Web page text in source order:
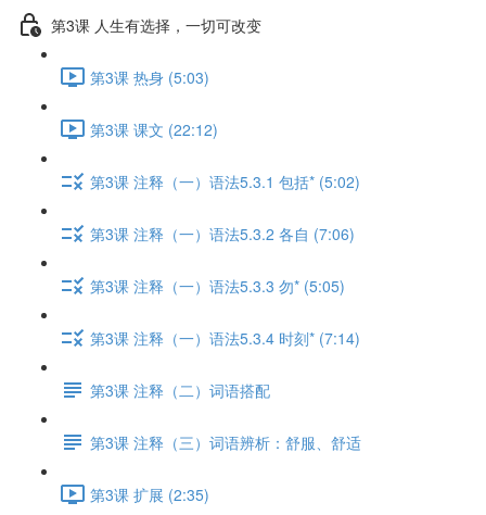
第3课 人生有选择，一切可改变
第3课 热身 (5:03)
第3课 课文 (22:12)
第3课 注释（一）语法5.3.1 包括* (5:02)
第3课 注释（一）语法5.3.2 各自 (7:06)
第3课 注释（一）语法5.3.3 勿* (5:05)
第3课 注释（一）语法5.3.4 时刻* (7:14)
第3课 注释（二）词语搭配
第3课 注释（三）词语辨析：舒服、舒适
第3课 扩展 (2:35)